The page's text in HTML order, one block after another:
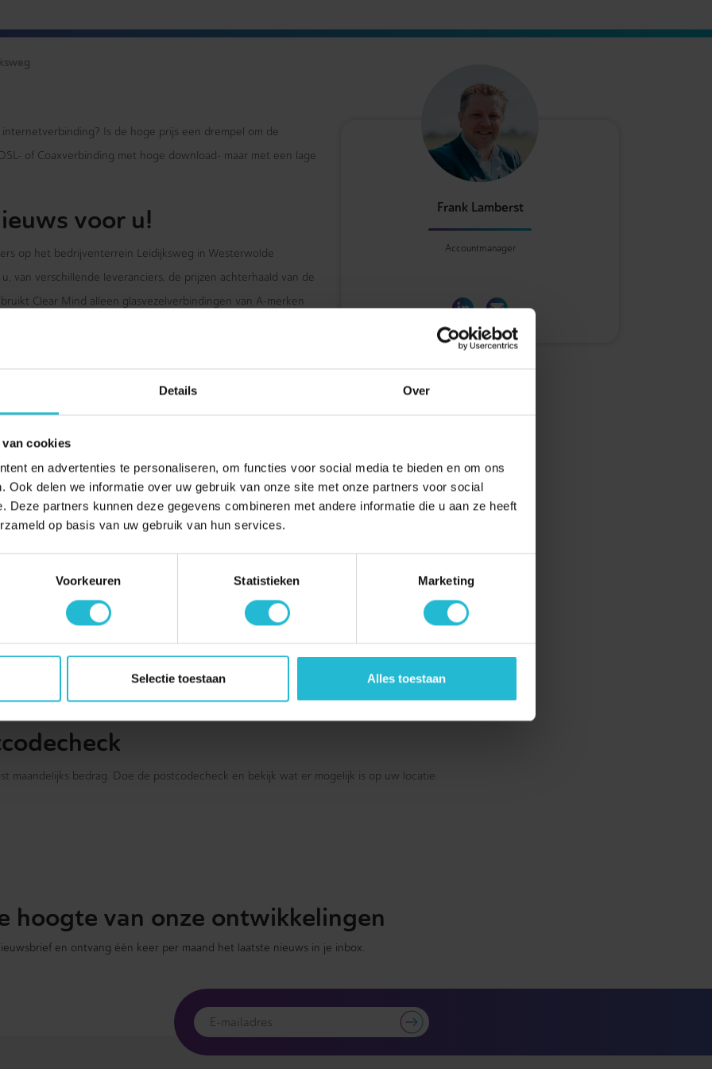
Details Over
cookies
en advertenties te personaliseren, om functies voor social media te bieden en om ons
Ook delen we informatie over uw gebruik van onze site met onze partners voor social
Deze partners kunnen deze gegevens combineren met andere informatie die u aan ze heeft
op basis van uw gebruik van hun services.
Voorkeuren Statistieken Marketing
Selectie toestaan Alles toestaan
Is de hoge prijs een drempel om de
of Coaxverbinding met hoge download- maar met een lage
voor u!
op het bedrijventerrein Leidijksweg in Westerwolde
van verschillende leveranciers, de prijzen achterhaald van de
Clear Mind alleen glasvezelverbindingen van A-merken
het niet op! Wij adviseren u ook over de bereikbaarheid
passend glasvezel
Gbps up- en download realiseren.
meerdere IP-adressen, extra VLAN-
voor iedere ondernemer, groot én klein, een passend
wat de mogelijkheden zijn voor uw bedrijf. Liever
online afspraakin of
laat een bericht achter via het
met u op.
Frank Lamberst
Accountmanager
maandelijks bedrag. Doe de postcodecheck en bekijk wat er mogelijk is op uw locatie.
hoogte van onze ontwikkelingen
en ontvang één keer per maand het laatste nieuws in je inbox.